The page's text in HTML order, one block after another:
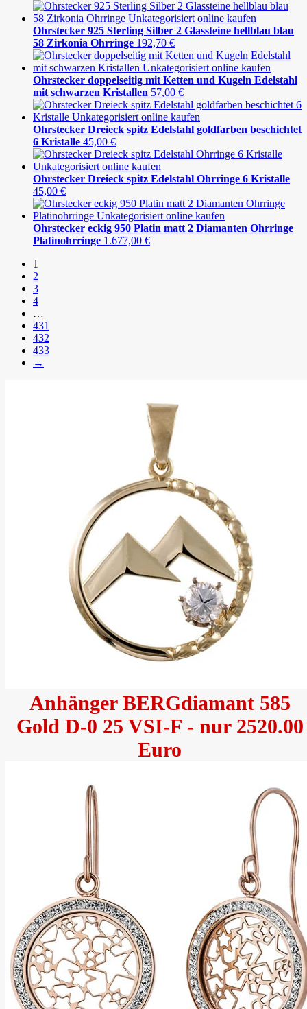
Ohrstecker 925 Sterling Silber 2 Glassteine hellblau blau
58 Zirkonia Ohrringe 192,70 €
Ohrstecker doppelseitig mit Ketten und Kugeln Edelstahl
mit schwarzen Kristallen 57,00 €
Ohrstecker Dreieck spitz Edelstahl goldfarben beschichtet
6 Kristalle 45,00 €
Ohrstecker Dreieck spitz Edelstahl Ohrringe 6 Kristalle
45,00 €
Ohrstecker eckig 950 Platin matt 2 Diamanten Ohrringe
Platinohrringe 1.677,00 €
1
2
3
4
…
431
432
433
→
Anhänger BERGdiamant 585
Gold D-0 25 VSI-F - nur 2520.00
Euro